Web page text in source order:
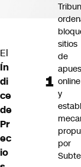
El
Ín
di
ce
de
Pr
ec
io
sitios
de
online
y
por